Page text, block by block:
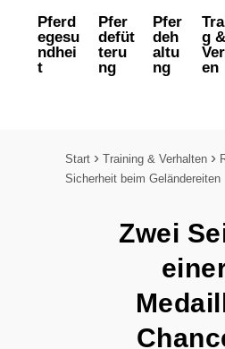
Pferd
egesu
ndhei
t
Pfer
defüt
teru
ng
Pfer
deh
altu
ng
g &
en
Start Training & Verhalten
Sicherheit beim Geländereiten
Zwei